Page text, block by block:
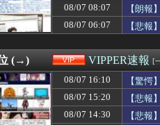
【絶望】イオンモー
【画像】ティファ・
【速報】全国の女子
3連勝で最下位を脱出
Z世代の学力低すぎ
わさびの塊をそのま
保健師「まずは社食
ルールを守る気ない
デリヘルでオキニに
08/07 08:07
【朗報
08/07 06:07
【悲報
(→) VIPPER速報 [
08/07 16:10
【驚愕
08/07 15:20
【悲報
08/07 14:30
【悲報